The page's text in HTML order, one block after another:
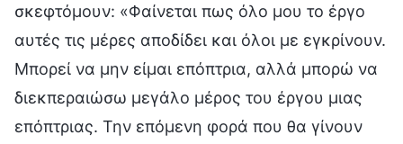
σκεφτόμουν: «Φαίνεται πως όλο μου το έργο
αυτές τις μέρες αποδίδει και όλοι με εγκρίνουν.
Μπορεί να μην είμαι επόπτρια, αλλά μπορώ να
διεκπεραιώσω μεγάλο μέρος του έργου μιας
επόπτριας. Την επόμενη φορά που θα γίνουν